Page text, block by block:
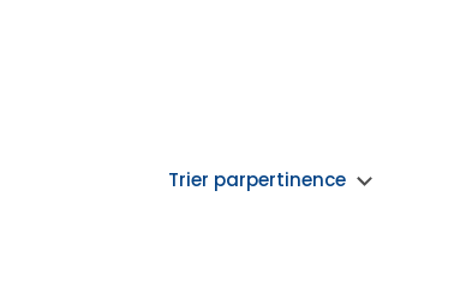
Trier parpertinence